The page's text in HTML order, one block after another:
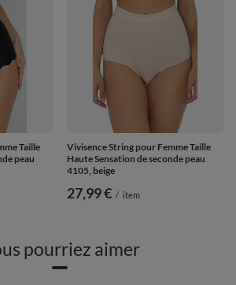
Taille
peau
Vivisence String pour Femme Taille
Haute Sensation de seconde peau
4105, beige
27,99 € / item
pourriez aimer